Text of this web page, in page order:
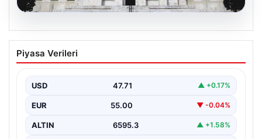
Fed faizi sabit tuttu
Piyasa Verileri
USD 47.71 ▲ +0.17%
EUR 55.00 ▼ -0.04%
ALTIN 6595.3 ▲ +1.58%